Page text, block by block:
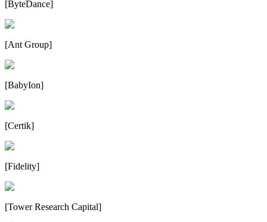
[ByteDance]
[Ant Group]
[BabyIon]
[Certik]
[Fidelity]
[Tower Research Capital]